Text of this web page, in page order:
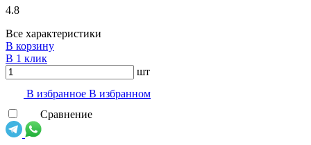
4.8
Все характеристики
В корзину
В 1 клик
шт
В избранноe В избранном
Сравнение